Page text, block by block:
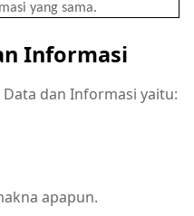
yangsama.
Informasi
dan Informasi yaitu:
apapun.